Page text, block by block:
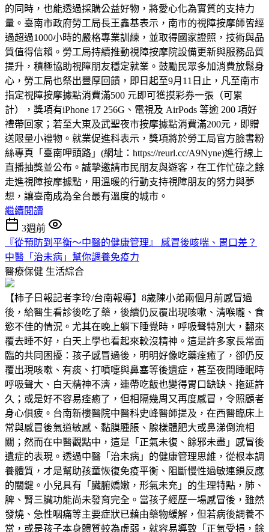
的同時，也能透過採購公益好物，將愛心化為實質的支持力
量。臺南市政府勞工局長王鑫基表示，南市的視障按摩師皆經
過超過1000小時的嚴格專業訓練，並取得國家證照，技術與品
質值得信賴。勞工局持續推動視障按摩院設備更新與服務品質
提升，積極協助視障朋友穩定就業。鼓勵民眾多加消費放鬆身
心，勞工局也祭出豐厚回饋，即日起至9月11日止，凡至南市
指定視障按摩據點消費滿500 元即可獲摸彩券一張（可累
計），獎項有iPhone 17 256G、電視及 AirPods 等逾 200 項好
禮帶回家；若至大東及武聖夜市按摩據點消費滿200元，即贈
送限量小禮物。就業促進科表示，獎項將於勞工局官方臉書粉
絲專頁「臺南呷頭路」(網址：https://reurl.cc/A9Nyne)進行線上
直播抽獎並公布。誠摯邀請市民朋友與遊客，在工作忙碌之餘
走進視障按摩據點，用溫暖的行動支持視障朋友的努力與夢
想，讓臺南成為全台最有溫度的城市。
繼續閱讀
3週前
『從預防到平衡～中醫的健康管理』 感冒後咳喘、胃口差？
中醫「治未病」幫你調養免疫力
醫療保健 生活綜合
【柿子日報記者李玲/台南報導】8歲陳小弟兩個月前感冒過
後，給醫生看診後吃了藥，後續仍反覆出現咳嗽、清喉嚨、食
慾不佳的情況。尤其在晚上躺下睡覺時，呼吸聲特別大，翻來
覆去睡不好，白天上學也看起來較沒精神。這是許多家長常面
臨的共同困擾：孩子感冒過後，明明好像吃藥痊癒了，卻仍反
覆出現咳嗽、有痰、打噴嚏與鼻塞等後遺症，甚至夜間睡眠時
呼吸聲大、白天精神不濟，連帶吃飯也變得胃口缺缺、拖延許
久；或是好不容易痊癒了，但相隔幾周又再度感冒，令照顧者
身心俱疲。台南新樓醫院中醫科史峰醫師提及，在西醫臨床上
常與感冒後氣道敏感、黏膜腫脹、腺樣體肥大或鼻涕倒流相
關；然而在中醫觀點中，這是「正氣未復、餘邪未盡」感冒後
遺症的表現。透過中醫「治未病」的健康管理思維，從根本調
養體質，才是幫助孩童恢復免疫平衡、阻斷慢性過敏連鎖反應
的關鍵。小兒具有「臟腑嬌嫩，形氣未充」的生理特點，肺、
脾、腎三臟功能尚未發育完全。當孩子經歷一場感冒後，雖然
發燒、急性咽痛等主要症狀已藉由藥物緩解，但若病後調養不
當，或是孩子本身體質較為虛弱，就容易導致「正氣受損，餘